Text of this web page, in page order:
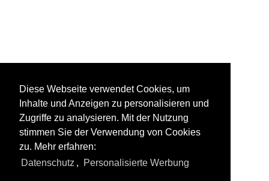
Diese Webseite verwendet Cookies, um
Inhalte und Anzeigen zu personalisieren und
Zugriffe zu analysieren. Mit der Nutzung
stimmen Sie der Verwendung von Cookies
zu. Mehr erfahren:
Datenschutz , Personalisierte Werbung